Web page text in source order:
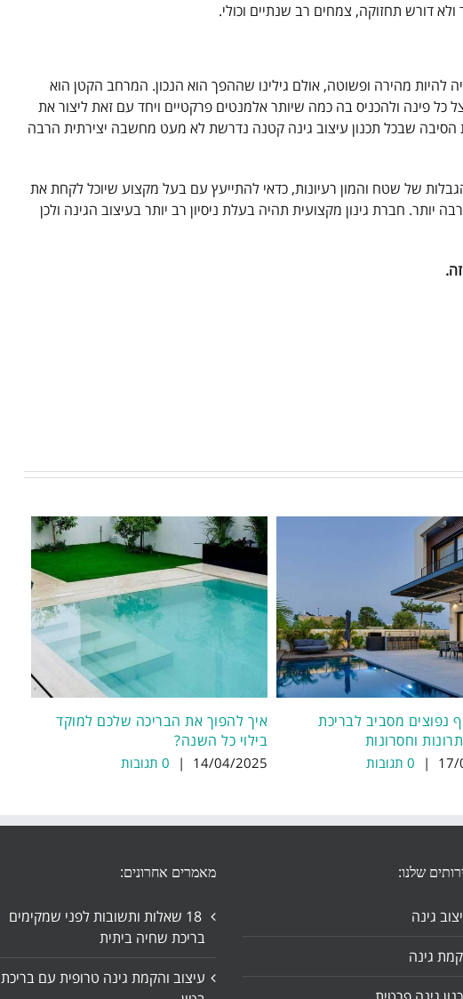
דורש תחזוקה, צמחים רב שנתיים וכולי.
מהירה ופשוטה, אולם גילינו שההפך הוא הנכון. המרחב הקטן הוא
פינה ולהכניס בה כמה שיותר אלמנטים פרקטיים ויחד עם זאת ליצור את
הסיבה שבכל תכנון עיצוב גינה קטנה נדרשת לא מעט מחשבה יצירתית הרבה
של שטח והמון רעיונות, כדאי להתייעץ עם בעל מקצוע שיוכל לקחת את
יותר. חברת גינון מקצועית תהיה בעלת ניסיון רב יותר בעיצוב הגינה ולכן
איך להפוך את הבריכה שלכם למוקד
בילוי כל השנה?
14/04/2025
| 0 תגובות
נפוצים מסביב לבריכת
וחסרונות
17/
| 0 תגובות
שלנו:
גינה
גינה
מאמרים אחרונים:
18 שאלות ותשובות לפני שמקימים
בריכת שחיה ביתית
עיצוב והקמת גינה טרופית עם בריכת